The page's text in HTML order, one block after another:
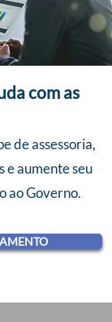
com as
de assessoria,
e aumente seu
ao Governo.